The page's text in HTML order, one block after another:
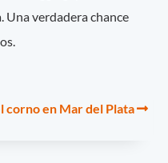
Una verdadera chance
corno en Mar del Plata